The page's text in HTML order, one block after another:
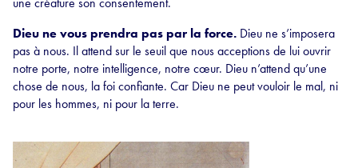
Dieu ne vous prendra pas par la force. Dieu ne s’imposera
pas à nous. Il attend sur le seuil que nous acceptions de lui ouvrir
notre porte, notre intelligence, notre cœur. Dieu n’attend qu’une
chose de nous, la foi confiante. Car Dieu ne peut vouloir le mal, ni
pour les hommes, ni pour la terre.